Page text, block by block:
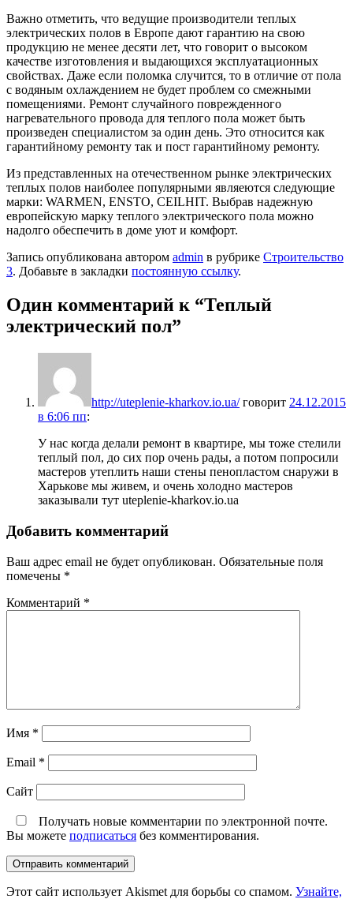
Важно отметить, что ведущие производители теплых
электрических полов в Европе дают гарантию на свою
продукцию не менее десяти лет, что говорит о высоком
качестве изготовления и выдающихся эксплуатационных
свойствах. Даже если поломка случится, то в отличие от пола
с водяным охлаждением не будет проблем со смежными
помещениями. Ремонт случайного поврежденного
нагревательного провода для теплого пола может быть
произведен специалистом за один день. Это относится как
гарантийному ремонту так и пост гарантийному ремонту.
Из представленных на отечественном рынке электрических
теплых полов наиболее популярными являеются следующие
марки: WARMEN, ENSTO, CEILHIT. Выбрав надежную
европейскую марку теплого электрического пола можно
надолго обеспечить в доме уют и комфорт.
Запись опубликована автором admin в рубрике Строительство
3. Добавьте в закладки постоянную ссылку.
Один комментарий к “Теплый
электрический пол”
http://uteplenie-kharkov.io.ua/ говорит 24.12.2015
в 6:06 пп:
У нас когда делали ремонт в квартире, мы тоже стелили
теплый пол, до сих пор очень рады, а потом попросили
мастеров утеплить наши стены пенопластом снаружи в
Харькове мы живем, и очень холодно мастеров
заказывали тут uteplenie-kharkov.io.ua
Добавить комментарий
Ваш адрес email не будет опубликован. Обязательные поля
помечены *
Комментарий *
Имя *
Email *
Сайт
Получать новые комментарии по электронной почте.
Вы можете подписаться без комментирования.
Этот сайт использует Akismet для борьбы со спамом. Узнайте,